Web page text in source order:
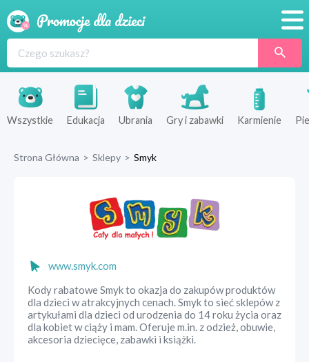
Produkty
Sklepy
Wszystkie Edukacja Ubrania Gry i zabawki Karmienie
Strona Główna > Sklepy > Smyk
www.smyk.com
Kody rabatowe Smyk to okazja do zakupów produktów
dla dzieci w atrakcyjnych cenach. Smyk to sieć sklepów z
artykułami dla dzieci od urodzenia do 14 roku życia oraz
dla kobiet w ciąży i mam. Oferuje m.in. z odzież, obuwie,
akcesoria dziecięce, zabawki i książki.